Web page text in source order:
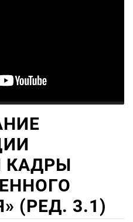
КАДРЫ
(РЕД. 3.1)